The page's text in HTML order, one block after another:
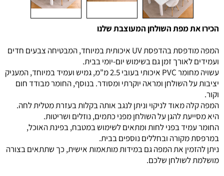
הכירו את מפת השולחן המעוצבת שלנו
המפה מודפסת בהדפסת UV איכותית במיוחד, המבטיחה צבעים חדים
ועמידים לאורך זמן גם בשימוש יום-יומי בבית.
עשויה מחומר PVC איכותי בעובי 2.5 מ"מ, גמיש ועמיד במיוחד, המעניק
יציבות על השולחן ומראה יוקרתי ומסודר. בנוסף, החומר מבודד חום
וקור.
המפה קלה מאוד לניקוי וניתן לנגב אותה בקלות בעזרת מטלית לחה.
היא מסייעת להגן על השולחן מפני כתמים, נוזלים ושריטות.
החומר עמיד בפני לחות ומתאים לשימוש במטבח, בפינת האוכל,
במרפסת מקורה ובחללים נוספים בבית.
ניתן להזמין את המפה גם במידות מותאמות אישית, כך שתתאים בצורה
מושלמת לשולחן שלכם.